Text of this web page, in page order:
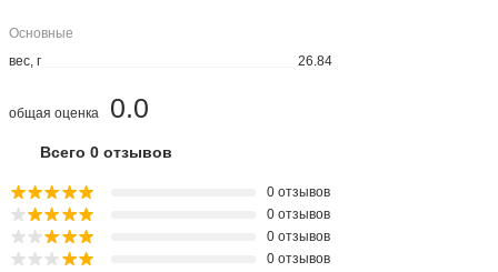
Основные
вес, г
26.84
0.0
общая оценка
Всего 0 отзывов
0 отзывов
0 отзывов
0 отзывов
0 отзывов